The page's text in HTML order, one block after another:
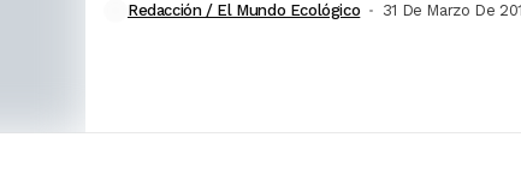
Redacción / El Mundo Ecológico 31 De Marzo De